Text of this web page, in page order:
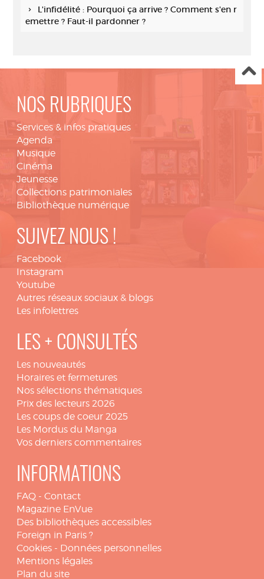
L'infidélité : Pourquoi ça arrive ? Comment s'en r
emettre ? Faut-il pardonner ?
NOS RUBRIQUES
Services & infos pratiques
Agenda
Musique
Cinéma
Jeunesse
Collections patrimoniales
Bibliothèque numérique
SUIVEZ NOUS !
Facebook
Instagram
Youtube
Autres réseaux sociaux & blogs
Les infolettres
LES + CONSULTÉS
Les nouveautés
Horaires et fermetures
Nos sélections thématiques
Prix des lecteurs 2026
Les coups de coeur 2025
Les Mordus du Manga
Vos derniers commentaires
INFORMATIONS
FAQ - Contact
Magazine EnVue
Des bibliothèques accessibles
Foreign in Paris ?
Cookies - Données personnelles
Mentions légales
Plan du site